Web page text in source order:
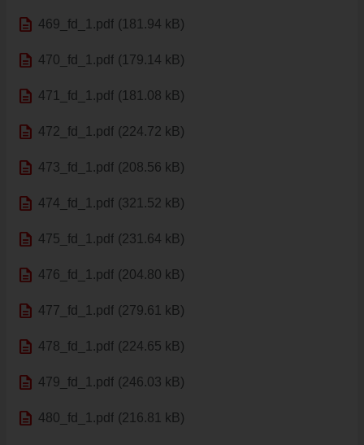
ZDRUŽENIA A SPOLKY
KERAMICKÁ DIELŇA
ŠPORT
FK VAJNORY
ŠK VAJNORY
DOM KULTÚRY VAJNORY
DRUŽBA
MAPY
VAJNORSKÝ ĽUDOVÝ DOM
description 469_fd_1.pdf (181.94 kB)
description 470_fd_1.pdf (179.14 kB)
description 471_fd_1.pdf (181.08 kB)
description 472_fd_1.pdf (224.72 kB)
description 473_fd_1.pdf (208.56 kB)
description 474_fd_1.pdf (321.52 kB)
description 475_fd_1.pdf (231.64 kB)
description 476_fd_1.pdf (204.80 kB)
description 477_fd_1.pdf (279.61 kB)
description 478_fd_1.pdf (224.65 kB)
description 479_fd_1.pdf (246.03 kB)
description 480_fd_1.pdf (216.81 kB)